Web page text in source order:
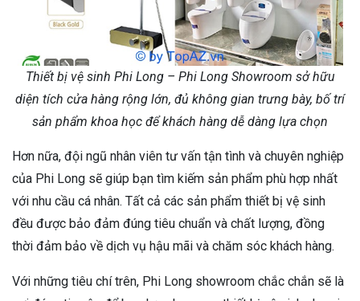
Thiết bị vệ sinh Phi Long – Phi Long Showroom sở hữu
diện tích cửa hàng rộng lớn, đủ không gian trưng bày, bố trí
sản phẩm khoa học để khách hàng dễ dàng lựa chọn
Hơn nữa, đội ngũ nhân viên tư vấn tận tình và chuyên nghiệp
của Phi Long sẽ giúp bạn tìm kiếm sản phẩm phù hợp nhất
với nhu cầu cá nhân. Tất cả các sản phẩm thiết bị vệ sinh
đều được bảo đảm đúng tiêu chuẩn và chất lượng, đồng
thời đảm bảo về dịch vụ hậu mãi và chăm sóc khách hàng.
Với những tiêu chí trên, Phi Long showroom chắc chắn sẽ là